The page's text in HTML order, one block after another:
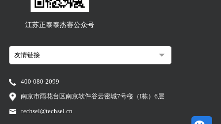
江苏正泰泰杰赛公众号
400-080-2099
南京市雨花台区南京软件谷云密城7号楼（I栋）6层
techsel@techsel.cn